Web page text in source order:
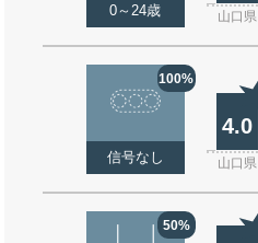
0～24歳 山口県
100%
信号なし
4.0
山口県
50%